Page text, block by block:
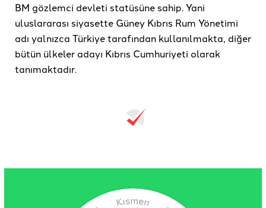
BM gözlemci devleti statüsüne sahip. Yani
uluslararası siyasette Güney Kıbrıs Rum Yönetimi
adı yalnızca Türkiye tarafından kullanılmakta, diğer
bütün ülkeler adayı Kıbrıs Cumhuriyeti olarak
tanımaktadır.